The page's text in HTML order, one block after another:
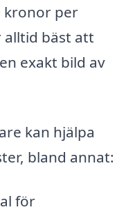
kronor per
alltid bäst att
exakt bild av
kan hjälpa
bland annat:
för